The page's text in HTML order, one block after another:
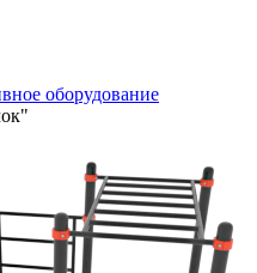
оборудование